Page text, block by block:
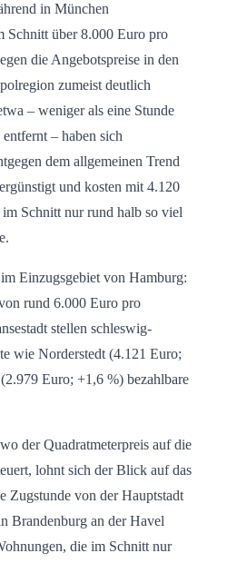
in München
Schnitt über 8.000 Euro pro
die Angebotspreise in den
zumeist deutlich
– weniger als eine Stunde
– haben sich
dem allgemeinen Trend
und kosten mit 4.120
Schnitt nur rund halb so viel
Einzugsgebiet von Hamburg:
rund 6.000 Euro pro
stellen schleswig-
wie Norderstedt (4.121 Euro;
Euro; +1,6 %) bezahlbare
der Quadratmeterpreis auf die
lohnt sich der Blick auf das
Zugstunde von der Hauptstadt
Brandenburg an der Havel
die im Schnitt nur